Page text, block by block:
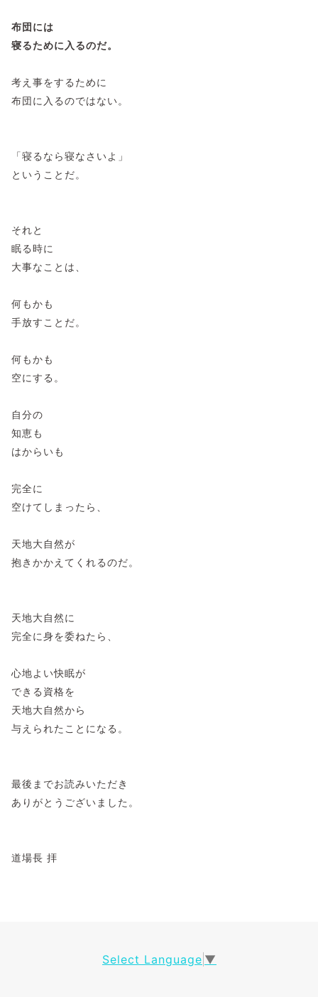
布団には
寝るために入るのだ。
考え事をするために
布団に入るのではない。
「寝るなら寝なさいよ」
ということだ。
それと
眠る時に
大事なことは、
何もかも
手放すことだ。
何もかも
空にする。
自分の
知恵も
はからいも
完全に
空けてしまったら、
天地大自然が
抱きかかえてくれるのだ。
天地大自然に
完全に身を委ねたら、
心地よい快眠が
できる資格を
天地大自然から
与えられたことになる。
最後までお読みいただき
ありがとうございました。
道場長 拝
Select Language ▼